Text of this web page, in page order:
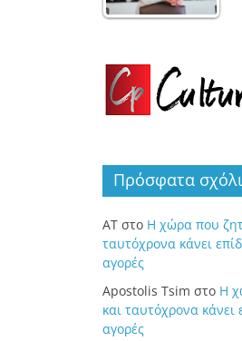
Πρόσφατα
ΑΤ στο Η χώρα που
ταυτόχρονα κάνει
αγορές
Apostolis Tsim στο Η
και ταυτόχρονα κάνει
αγορές